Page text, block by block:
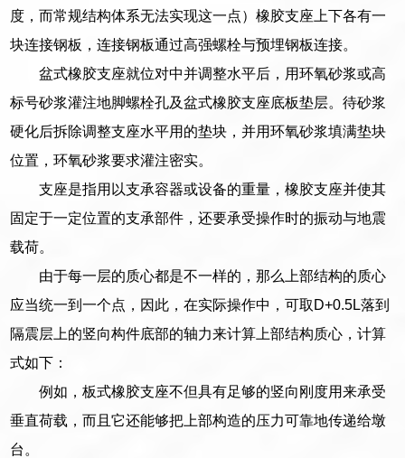
度，而常规结构体系无法实现这一点）橡胶支座上下各有一
块连接钢板，连接钢板通过高强螺栓与预埋钢板连接。
盆式橡胶支座就位对中并调整水平后，用环氧砂浆或高
标号砂浆灌注地脚螺栓孔及盆式橡胶支座底板垫层。待砂浆
硬化后拆除调整支座水平用的垫块，并用环氧砂浆填满垫块
位置，环氧砂浆要求灌注密实。
支座是指用以支承容器或设备的重量，橡胶支座并使其
固定于一定位置的支承部件，还要承受操作时的振动与地震
载荷。
由于每一层的质心都是不一样的，那么上部结构的质心
应当统一到一个点，因此，在实际操作中，可取D+0.5L落到
隔震层上的竖向构件底部的轴力来计算上部结构质心，计算
式如下：
例如，板式橡胶支座不但具有足够的竖向刚度用来承受
垂直荷载，而且它还能够把上部构造的压力可靠地传递给墩
台。